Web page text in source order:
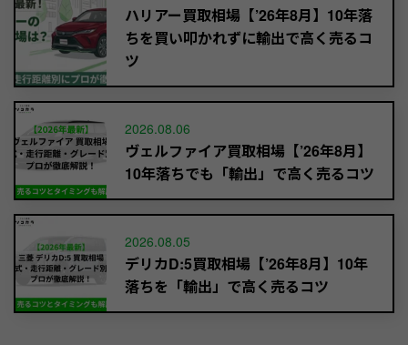
ハリアー買取相場【’26年8月】10年落
ちを買い叩かれずに輸出で高く売るコ
ツ
2026.08.06
ヴェルファイア買取相場【’26年8月】
10年落ちでも「輸出」で高く売るコツ
2026.08.05
デリカD:5買取相場【’26年8月】10年
落ちを「輸出」で高く売るコツ